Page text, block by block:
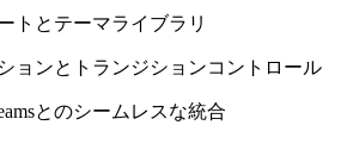
トとテーマライブラリ
ョンとトランジションコントロール
とのシームレスな統合